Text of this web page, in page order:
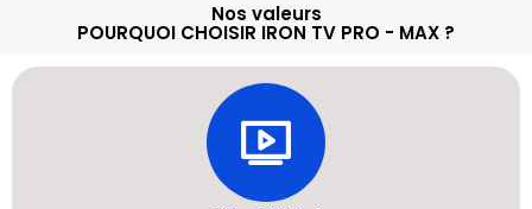
Nos valeurs
POURQUOI CHOISIR IRON TV PRO - MAX ?